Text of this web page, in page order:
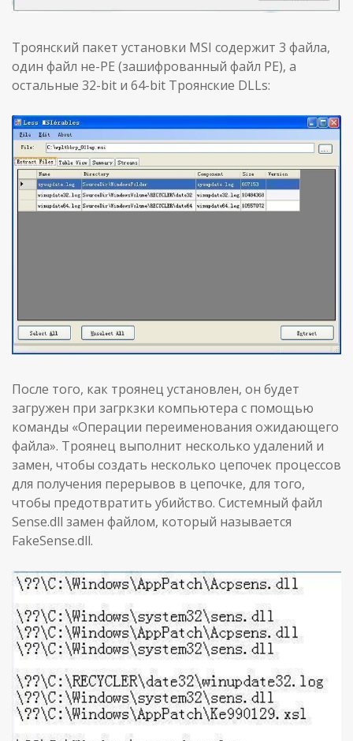
Троянский пакет установки MSI содержит 3 файла,
один файл не-PE (зашифрованный файл PE), а
остальные 32-bit и 64-bit Троянские DLLs:
После того, как троянец установлен, он будет
загружен при загркзки компьютера с помощью
команды «Операции переименования ожидающего
файла». Троянец выполнит несколько удалений и
замен, чтобы создать несколько цепочек процессов
для получения перерывов в цепочке, для того,
чтобы предотвратить убийство. Системный файл
Sense.dll замен файлом, который называется
FakeSense.dll.